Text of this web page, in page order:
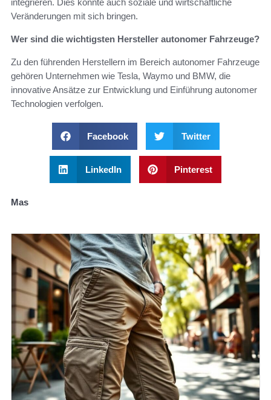
integrieren. Dies könnte auch soziale und wirtschaftliche
Veränderungen mit sich bringen.
Wer sind die wichtigsten Hersteller autonomer Fahrzeuge?
Zu den führenden Herstellern im Bereich autonomer Fahrzeuge
gehören Unternehmen wie Tesla, Waymo und BMW, die
innovative Ansätze zur Entwicklung und Einführung autonomer
Technologien verfolgen.
Facebook Twitter
LinkedIn Pinterest
Mas